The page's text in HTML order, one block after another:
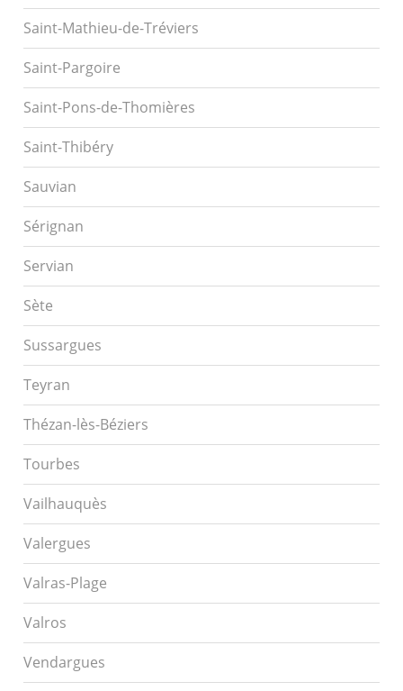
Saint-Mathieu-de-Tréviers
Saint-Pargoire
Saint-Pons-de-Thomières
Saint-Thibéry
Sauvian
Sérignan
Servian
Sète
Sussargues
Teyran
Thézan-lès-Béziers
Tourbes
Vailhauquès
Valergues
Valras-Plage
Valros
Vendargues